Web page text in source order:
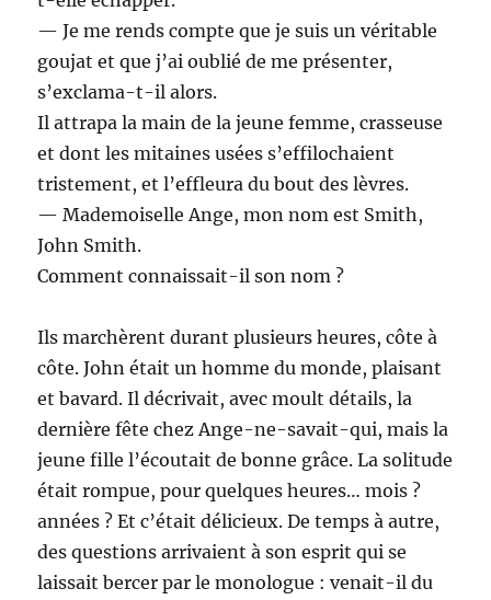
— Je me rends compte que je suis un véritable
goujat et que j’ai oublié de me présenter,
s’exclama-t-il alors.
Il attrapa la main de la jeune femme, crasseuse
et dont les mitaines usées s’effilochaient
tristement, et l’effleura du bout des lèvres.
— Mademoiselle Ange, mon nom est Smith,
John Smith.
Comment connaissait-il son nom ?
Ils marchèrent durant plusieurs heures, côte à
côte. John était un homme du monde, plaisant
et bavard. Il décrivait, avec moult détails, la
dernière fête chez Ange-ne-savait-qui, mais la
jeune fille l’écoutait de bonne grâce. La solitude
était rompue, pour quelques heures… mois ?
années ? Et c’était délicieux. De temps à autre,
des questions arrivaient à son esprit qui se
laissait bercer par le monologue : venait-il du